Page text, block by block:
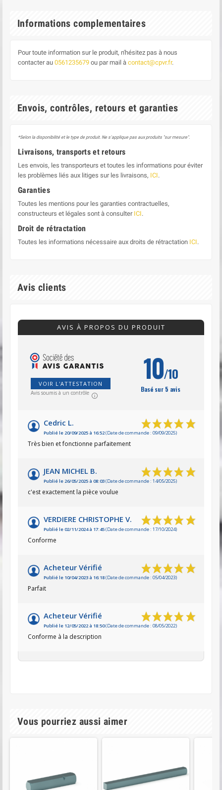
Informations complementaires
Pour toute information sur le produit, n'hésitez pas à nous
contacter au 0561235679 ou par mail à contact@cpvr.fr.
Envois, contrôles, retours et garanties
*Selon la disponibilité et le type de produit. Ne s'applique pas aux produits "sur mesure".
Livraisons, transports et retours
Les envois, les transporteurs et toutes les informations pour éviter
les problèmes liés aux litiges sur les livraisons, ICI.
Garanties
Toutes les mentions pour les garanties contractuelles,
constructeurs et légales sont à consulter ICI.
Droit de rétractation
Toutes les informations nécessaire aux droits de rétractation ICI.
Avis clients
AVIS À PROPOS DU PRODUIT
VOIR L'ATTESTATION
Avis soumis à un contrôle
10/10
Basé sur 5 avis
Cedric L.
Publié le 20/09/2025 à 16:52(Date de commande : 09/09/2025)
Très bien et fonctionne parfaitement
JEAN MICHEL B.
Publié le 26/05/2025 à 08:03(Date de commande : 14/05/2025)
c'est exactement la pièce voulue
VERDIERE CHRISTOPHE V.
Publié le 02/11/2024 à 17:45(Date de commande : 17/10/2024)
Conforme
Acheteur Vérifié
Publié le 10/04/2023 à 16:18(Date de commande : 05/04/2023)
Parfait
Acheteur Vérifié
Publié le 12/05/2022 à 18:50(Date de commande : 08/05/2022)
Conforme à la description
Vous pourriez aussi aimer